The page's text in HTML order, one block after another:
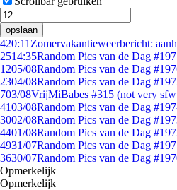
opslaan
420:11 Zomervakantieweerbericht:
2514:35Random Pics van de Dag
1205/08Random Pics van de Dag
2304/08Random Pics van de Dag
703/08VrijMiBabes #315 (not very
4103/08Random Pics van de Dag
3002/08Random Pics van de Dag
4401/08Random Pics van de Dag
4931/07Random Pics van de Dag
3630/07Random Pics van de Dag
Opmerkelijk
Opmerkelijk